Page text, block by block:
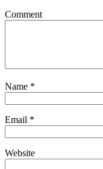
Comment
Name *
Email *
Website